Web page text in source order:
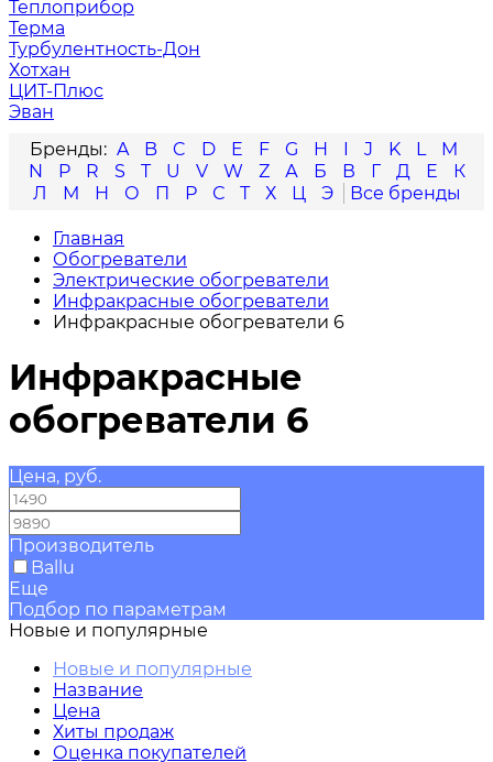
Теплоприбор
Терма
Турбулентность-Дон
Хотхан
ЦИТ-Плюс
Эван
A
B C D E F G H I J K L
M
N
P R S T U V W Z А Б В Г Д Е
К
Л
М Н О П Р С Т Х Ц Э
Главная
Обогреватели
Электрические обогреватели
Инфракрасные обогреватели
Инфракрасные обогреватели 6
Инфракрасные
обогреватели 6
Цена, руб.
Производитель
Ballu
Еще
Подбор по параметрам
Новые и популярные
Новые и популярные
Название
Цена
Хиты продаж
Оценка покупателей